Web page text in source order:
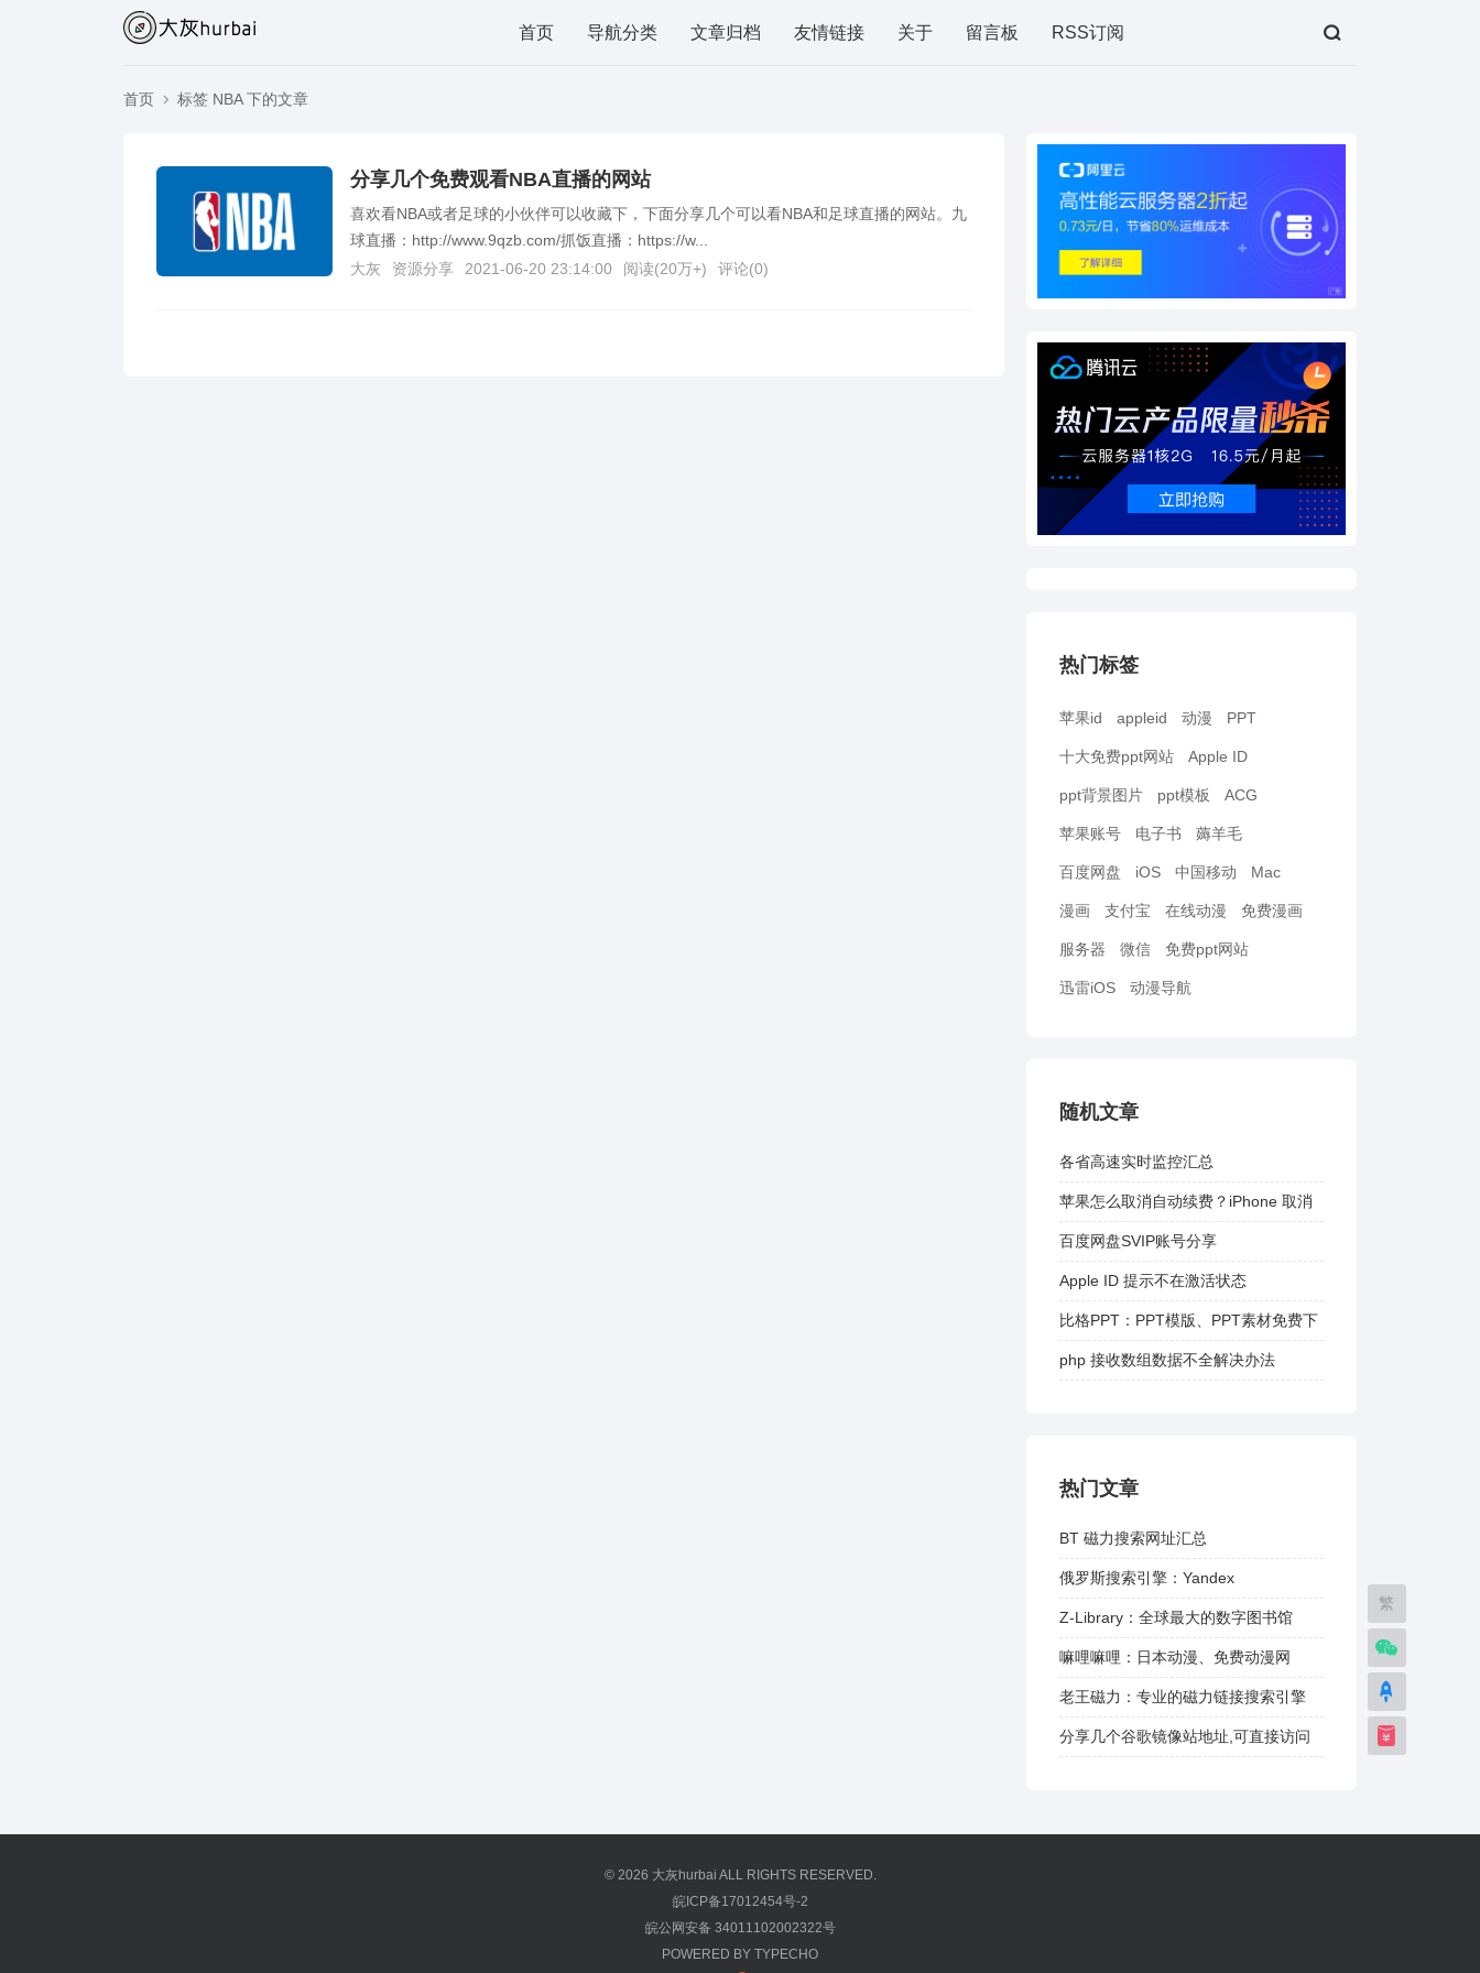
首页 导航分类 文章归档 友情链接 关于 留言板 RSS订阅
首页 标签 NBA 下的文章
分享几个免费观看NBA直播的网站
喜欢看NBA或者足球的小伙伴可以收藏下，下面分享几个可以看NBA和足球直播的网站。九
球直播：http://www.9qzb.com/抓饭直播：https://w...
大灰
资源分享 2021-06-20 23:14:00 阅读(20万+) 评论(0)
热门标签
苹果id appleid 动漫 PPT
十大免费ppt网站 Apple ID
ppt背景图片 ppt模板 ACG
苹果账号 电子书 薅羊毛
百度网盘 iOS 中国移动 Mac
漫画 支付宝 在线动漫 免费漫画
服务器 微信 免费ppt网站
迅雷iOS 动漫导航
随机文章
各省高速实时监控汇总
苹果怎么取消自动续费？iPhone 取消
自动续费教程
百度网盘SVIP账号分享
Apple ID 提示不在激活状态
比格PPT：PPT模版、PPT素材免费下
载
php 接收数组数据不全解决办法
热门文章
BT 磁力搜索网址汇总
俄罗斯搜索引擎：Yandex
Z-Library：全球最大的数字图书馆
嘛哩嘛哩：日本动漫、免费动漫网
老王磁力：专业的磁力链接搜索引擎
分享几个谷歌镜像站地址,可直接访问
© 2026 大灰hurbai ALL RIGHTS RESERVED.
皖ICP备17012454号-2
皖公网安备 34011102002322号
POWERED BY TYPECHO
繁